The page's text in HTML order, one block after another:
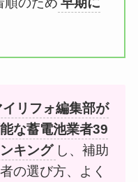
イリフォ編集部が
な蓄電池業者39
キング し、補助
の選び方、よく